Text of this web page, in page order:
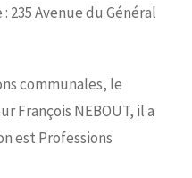
235 Avenue du Général
communales, le
François NEBOUT, il a
est Professions